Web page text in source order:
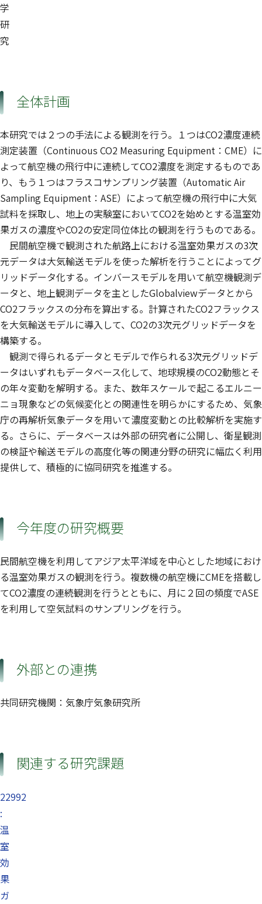
学
研
究
全体計画
本研究では２つの手法による観測を行う。１つはCO2濃度連続
測定装置（Continuous CO2 Measuring Equipment：CME）に
よって航空機の飛行中に連続してCO2濃度を測定するものであ
り、もう１つはフラスコサンプリング装置（Automatic Air
Sampling Equipment：ASE）によって航空機の飛行中に大気
試料を採取し、地上の実験室においてCO2を始めとする温室効
果ガスの濃度やCO2の安定同位体比の観測を行うものである。
民間航空機で観測された航路上における温室効果ガスの3次
元データは大気輸送モデルを使った解析を行うことによってグ
リッドデータ化する。インバースモデルを用いて航空機観測デ
ータと、地上観測データを主としたGlobalviewデータとから
CO2フラックスの分布を算出する。計算されたCO2フラックス
を大気輸送モデルに導入して、CO2の3次元グリッドデータを
構築する。
観測で得られるデータとモデルで作られる3次元グリッドデ
ータはいずれもデータベース化して、地球規模のCO2動態とそ
の年々変動を解明する。また、数年スケールで起こるエルニー
ニョ現象などの気候変化との関連性を明らかにするため、気象
庁の再解析気象データを用いて濃度変動との比較解析を実施す
る。さらに、データベースは外部の研究者に公開し、衛星観測
の検証や輸送モデルの高度化等の関連分野の研究に幅広く利用
提供して、積極的に協同研究を推進する。
今年度の研究概要
民間航空機を利用してアジア太平洋域を中心とした地域におけ
る温室効果ガスの観測を行う。複数機の航空機にCMEを搭載し
てCO2濃度の連続観測を行うとともに、月に２回の頻度でASE
を利用して空気試料のサンプリングを行う。
外部との連携
共同研究機関：気象庁気象研究所
関連する研究課題
22992
:
温
室
効
果
ガ